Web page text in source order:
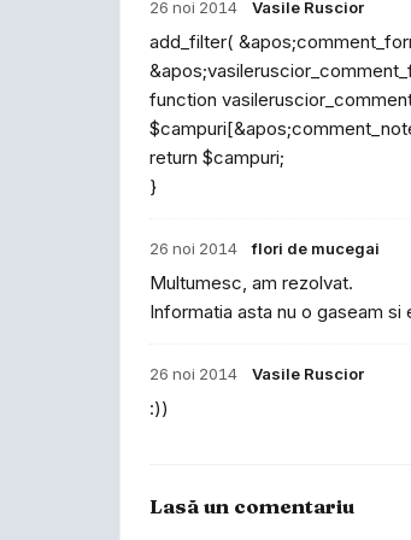
26 noi 2014 Vasile Ruscior
add_filter(
function
return $campuri;
}
26 noi 2014 flori de mucegai
Multumesc, am rezolvat.
Informatia asta nu o gaseam
26 noi 2014 Vasile Ruscior
:))
Lasă un comentariu